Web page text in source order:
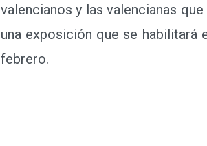
valencianos y las valencianas
una exposición que se habilitará
febrero.